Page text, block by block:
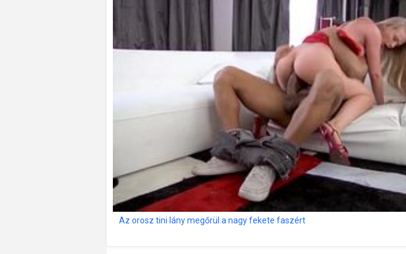
Az orosz tini lány megőrül a nagy fekete faszért